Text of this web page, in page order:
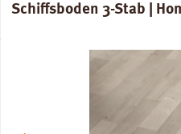
Schiffsboden 3-Stab |
Bildergalerie überspringen